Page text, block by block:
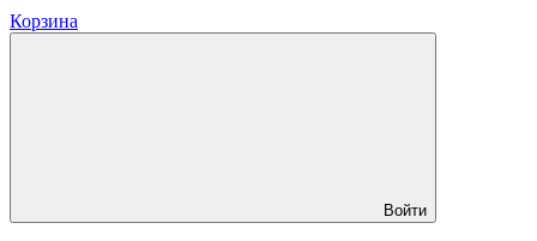
Корзина
Войти